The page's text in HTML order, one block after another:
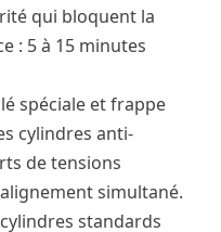
qui bloquent la
: 5 à 15 minutes
spéciale et frappe
cylindres anti-
de tensions
simultané.
standards